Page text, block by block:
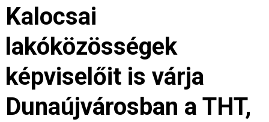
Kalocsai
lakóközösségek
képviselőit is várja
Dunaújvárosban a THT,